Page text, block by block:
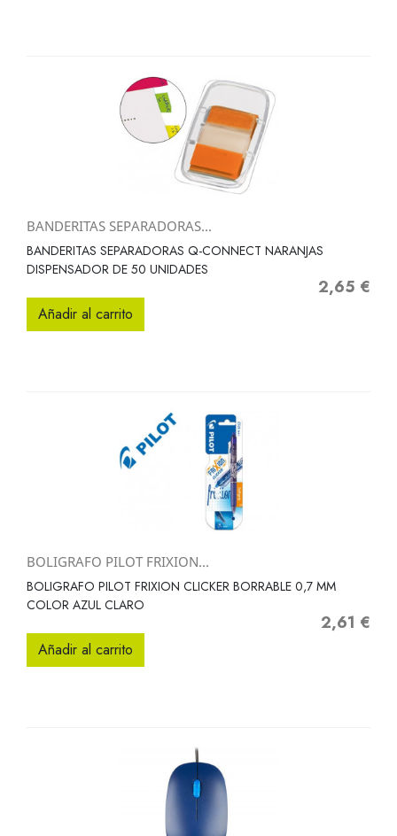
BANDERITAS SEPARADORAS...
BANDERITAS SEPARADORAS Q-CONNECT NARANJAS
DISPENSADOR DE 50 UNIDADES
Precio
2,65 €
Añadir al carrito
BOLIGRAFO PILOT FRIXION...
BOLIGRAFO PILOT FRIXION CLICKER BORRABLE 0,7 MM
COLOR AZUL CLARO
Precio
2,61 €
Añadir al carrito